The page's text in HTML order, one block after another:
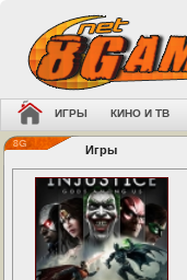
ИГРЫ КИНО И ТВ
Игры